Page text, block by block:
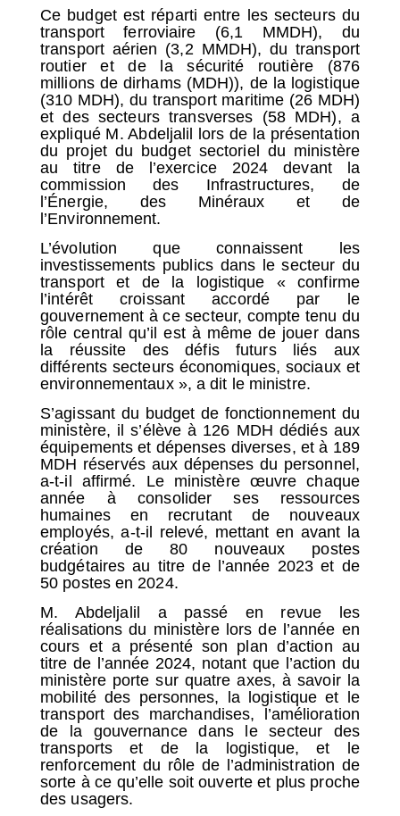
Ce budget est réparti entre les secteurs du
transport ferroviaire (6,1 MMDH), du
transport aérien (3,2 MMDH), du transport
routier et de la sécurité routière (876
millions de dirhams (MDH)), de la logistique
(310 MDH), du transport maritime (26 MDH)
et des secteurs transverses (58 MDH), a
expliqué M. Abdeljalil lors de la présentation
du projet du budget sectoriel du ministère
au titre de l’exercice 2024 devant la
commission des Infrastructures, de
l’Énergie, des Minéraux et de
l’Environnement.
L’évolution que connaissent les
investissements publics dans le secteur du
transport et de la logistique « confirme
l’intérêt croissant accordé par le
gouvernement à ce secteur, compte tenu du
rôle central qu’il est à même de jouer dans
la réussite des défis futurs liés aux
différents secteurs économiques, sociaux et
environnementaux », a dit le ministre.
S’agissant du budget de fonctionnement du
ministère, il s’élève à 126 MDH dédiés aux
équipements et dépenses diverses, et à 189
MDH réservés aux dépenses du personnel,
a-t-il affirmé. Le ministère œuvre chaque
année à consolider ses ressources
humaines en recrutant de nouveaux
employés, a-t-il relevé, mettant en avant la
création de 80 nouveaux postes
budgétaires au titre de l’année 2023 et de
50 postes en 2024.
M. Abdeljalil a passé en revue les
réalisations du ministère lors de l’année en
cours et a présenté son plan d’action au
titre de l’année 2024, notant que l’action du
ministère porte sur quatre axes, à savoir la
mobilité des personnes, la logistique et le
transport des marchandises, l’amélioration
de la gouvernance dans le secteur des
transports et de la logistique, et le
renforcement du rôle de l’administration de
sorte à ce qu’elle soit ouverte et plus proche
des usagers.